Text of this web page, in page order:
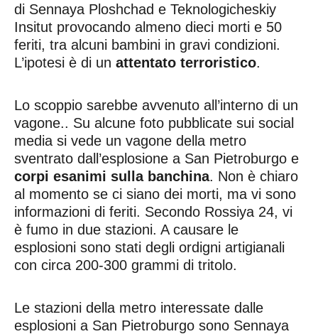
di Sennaya Ploshchad e Teknologicheskiy
Insitut provocando almeno dieci morti e 50
feriti, tra alcuni bambini in gravi condizioni.
L’ipotesi è di un attentato terroristico.
Lo scoppio sarebbe avvenuto all’interno di un
vagone.. Su alcune foto pubblicate sui social
media si vede un vagone della metro
sventrato dall’esplosione a San Pietroburgo e
corpi esanimi sulla banchina. Non è chiaro
al momento se ci siano dei morti, ma vi sono
informazioni di feriti. Secondo Rossiya 24, vi
è fumo in due stazioni. A causare le
esplosioni sono stati degli ordigni artigianali
con circa 200-300 grammi di tritolo.
Le stazioni della metro interessate dalle
esplosioni a San Pietroburgo sono Sennaya